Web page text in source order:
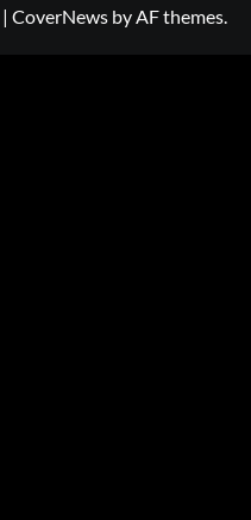
| CoverNews by AF themes.